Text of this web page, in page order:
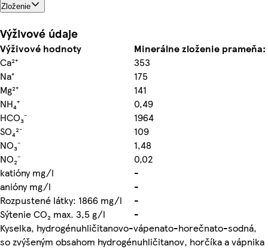
Zloženie
Výživové údaje
Výživové hodnoty
Minerálne zloženie prameňa:
Ca²⁺
353
Na⁺
175
Mg²⁺
141
NH₄⁺
0,49
HCO₃⁻
1964
SO₄²⁻
109
NO₃⁻
1,48
NO₂⁻
0,02
katióny mg/l
-
anióny mg/l
-
Rozpustené látky: 1866 mg/l
-
Sýtenie CO₂ max. 3,5 g/l
-
Kyselka, hydrogénuhličitanovo-vápenato-horečnato-sodná,
so zvýšeným obsahom hydrogénuhličitanov, horčíka a vápnika